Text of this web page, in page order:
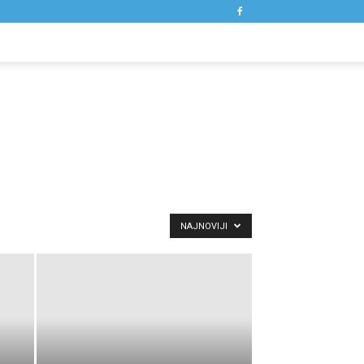
NAJNOVIJI